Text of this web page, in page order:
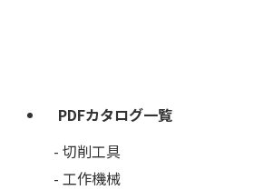
PDFカタログ一覧
切削工具
工作機械